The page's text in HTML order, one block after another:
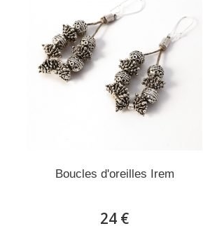
Boucles d'oreilles Irem
24 €